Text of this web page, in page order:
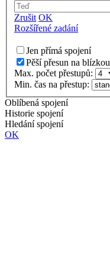
Zrušit OK
Rozšířené zadání
Jen přímá spojení
Pěší přesun na
Max. počet přestupů:
Min. čas na přestup:
Oblíbená spojení
Historie spojení
Hledání spojení
OK